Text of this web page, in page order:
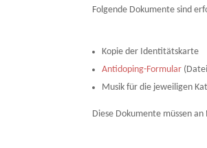
Folgende Dokumente sind
Kopie der Identitätskarte
Antidoping-Formular
Musik für die jeweiligen
Diese Dokumente müssen